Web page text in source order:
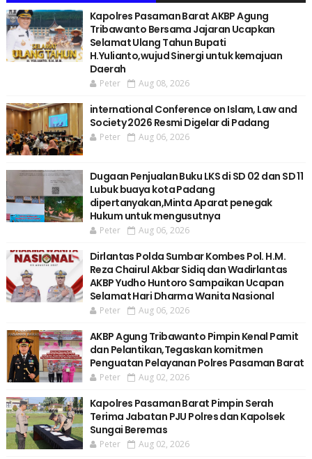
Kapolres Pasaman Barat AKBP Agung
Tribawanto Bersama Jajaran Ucapkan
Selamat Ulang Tahun Bupati
H.Yulianto,wujud Sinergi untuk kemajuan
Daerah
Peter Aug 08, 2026
international Conference on Islam, Law and
Society 2026 Resmi Digelar di Padang
Peter Aug 06, 2026
Dugaan Penjualan Buku LKS di SD 02 dan SD 11
Lubuk buaya kota Padang
dipertanyakan,Minta Aparat penegak
Hukum untuk mengusutnya
Peter Aug 06, 2026
Dirlantas Polda Sumbar Kombes Pol. H.M.
Reza Chairul Akbar Sidiq dan Wadirlantas
AKBP Yudho Huntoro Sampaikan Ucapan
Selamat Hari Dharma Wanita Nasional
Peter Aug 06, 2026
AKBP Agung Tribawanto Pimpin Kenal Pamit
dan Pelantikan,Tegaskan komitmen
Penguatan Pelayanan Polres Pasaman Barat
Peter Aug 02, 2026
Kapolres Pasaman Barat Pimpin Serah
Terima Jabatan PJU Polres dan Kapolsek
Sungai Beremas
Peter Aug 02, 2026